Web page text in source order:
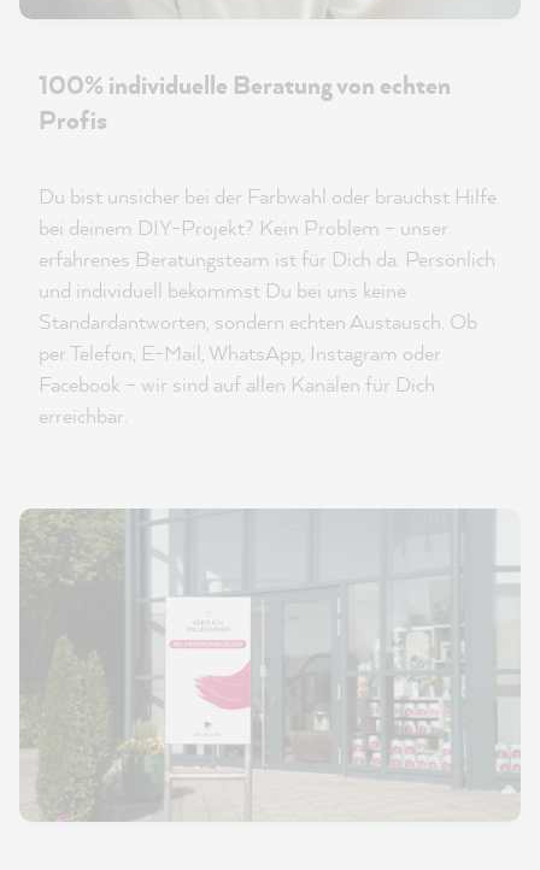
100% individuelle Beratung von echten
Profis
Du bist unsicher bei der Farbwahl oder brauchst Hilfe
bei deinem DIY-Projekt? Kein Problem – unser
erfahrenes Beratungsteam ist für Dich da. Persönlich
und individuell bekommst Du bei uns keine
Standardantworten, sondern echten Austausch. Ob
per Telefon, E-Mail, WhatsApp, Instagram oder
Facebook – wir sind auf allen Kanälen für Dich
erreichbar.